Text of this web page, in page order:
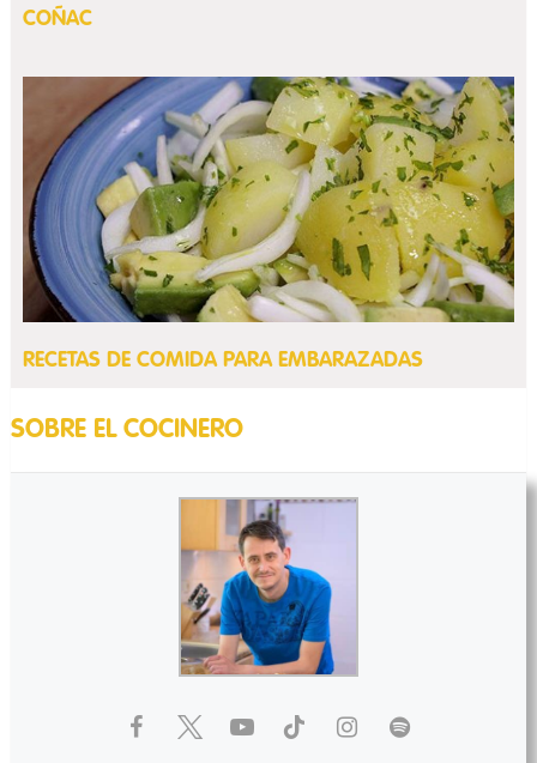
COÑAC
RECETAS DE COMIDA PARA EMBARAZADAS
SOBRE EL COCINERO